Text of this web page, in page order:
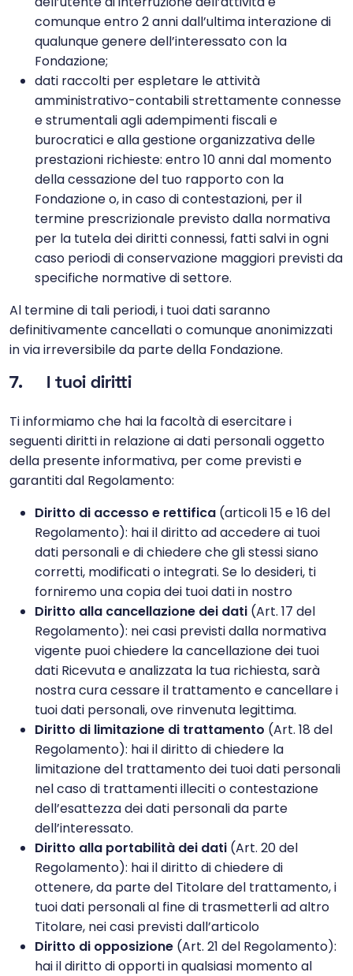
comunque entro 2 anni dall’ultima interazione di
qualunque genere dell’interessato con la
Fondazione;
dati raccolti per espletare le attività
amministrativo-contabili strettamente connesse
e strumentali agli adempimenti fiscali e
burocratici e alla gestione organizzativa delle
prestazioni richieste: entro 10 anni dal momento
della cessazione del tuo rapporto con la
Fondazione o, in caso di contestazioni, per il
termine prescrizionale previsto dalla normativa
per la tutela dei diritti connessi, fatti salvi in ogni
caso periodi di conservazione maggiori previsti da
specifiche normative di settore.
Al termine di tali periodi, i tuoi dati saranno
definitivamente cancellati o comunque anonimizzati
in via irreversibile da parte della Fondazione.
7. I tuoi diritti
Ti informiamo che hai la facoltà di esercitare i
seguenti diritti in relazione ai dati personali oggetto
della presente informativa, per come previsti e
garantiti dal Regolamento:
Diritto di accesso e rettifica (articoli 15 e 16 del
Regolamento): hai il diritto ad accedere ai tuoi
dati personali e di chiedere che gli stessi siano
corretti, modificati o integrati. Se lo desideri, ti
forniremo una copia dei tuoi dati in nostro
Diritto alla cancellazione dei dati (Art. 17 del
Regolamento): nei casi previsti dalla normativa
vigente puoi chiedere la cancellazione dei tuoi
dati Ricevuta e analizzata la tua richiesta, sarà
nostra cura cessare il trattamento e cancellare i
tuoi dati personali, ove rinvenuta legittima.
Diritto di limitazione di trattamento (Art. 18 del
Regolamento): hai il diritto di chiedere la
limitazione del trattamento dei tuoi dati personali
nel caso di trattamenti illeciti o contestazione
dell’esattezza dei dati personali da parte
dell’interessato.
Diritto alla portabilità dei dati (Art. 20 del
Regolamento): hai il diritto di chiedere di
ottenere, da parte del Titolare del trattamento, i
tuoi dati personali al fine di trasmetterli ad altro
Titolare, nei casi previsti dall’articolo
Diritto di opposizione (Art. 21 del Regolamento):
hai il diritto di opporti in qualsiasi momento al